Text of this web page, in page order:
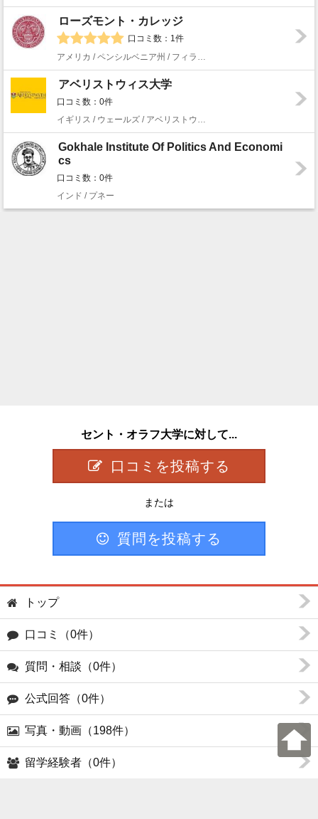
ローズモント・カレッジ
口コミ数：1件
アメリカ / ペンシルベニア州 / フィラデルフィア
アベリストウィス大学
口コミ数：0件
イギリス / ウェールズ / アベリストウィス
Gokhale Institute Of Politics And Economi
cs
口コミ数：0件
インド / プネー
セント・オラフ大学に対して...
口コミを投稿する
または
質問を投稿する
トップ
口コミ（0件）
質問・相談（0件）
公式回答（0件）
写真・動画（198件）
留学経験者（0件）